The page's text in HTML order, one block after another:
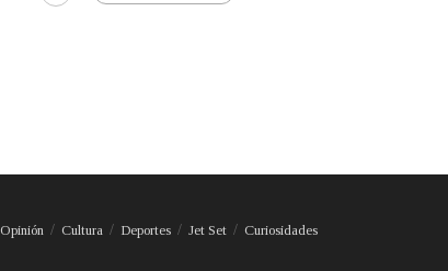
Opinión Cultura Deportes Jet Set Curiosidades